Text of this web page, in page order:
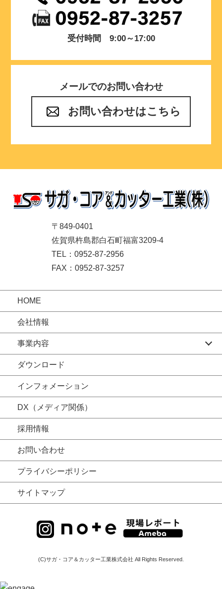
受付時間 9:00～17:00
メールでのお問い合わせ
お問い合わせはこちら
〒849-0401
佐賀県杵島郡白石町福富3209-4
TEL：0952-87-2956
FAX：0952-87-3257
HOME
会社情報
事業内容
ダウンロード
インフォメーション
DX（メディア関係）
採用情報
お問い合わせ
プライバシーポリシー
サイトマップ
(C)サガ・コア＆カッター工業株式会社 All Rights Reserved.